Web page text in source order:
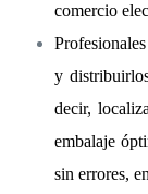
comercio
y
decir,
embalaje
sin errores,